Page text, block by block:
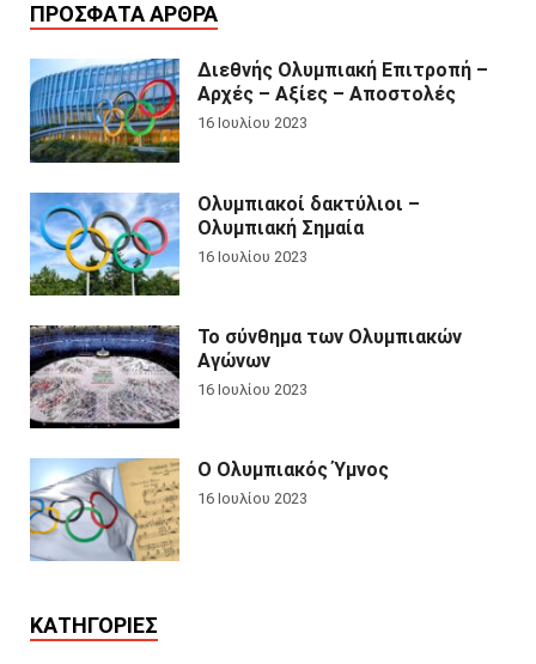
ΠΡΌΣΦΑΤΑ ΆΡΘΡΑ
Διεθνής Ολυμπιακή Επιτροπή –
Αρχές – Αξίες – Αποστολές
16 Ιουλίου 2023
Ολυμπιακοί δακτύλιοι –
Ολυμπιακή Σημαία
16 Ιουλίου 2023
Το σύνθημα των Ολυμπιακών
Αγώνων
16 Ιουλίου 2023
Ο Ολυμπιακός Ύμνος
16 Ιουλίου 2023
KΑΤΗΓΟΡΊΕΣ